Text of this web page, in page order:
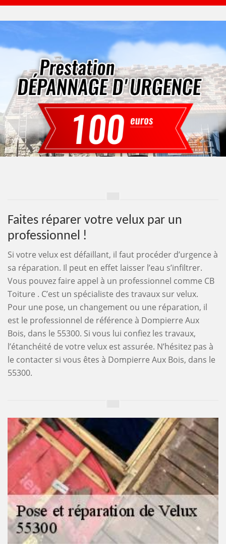
Faites réparer votre velux par un
professionnel !
Si votre velux est défaillant, il faut procéder d’urgence à
sa réparation. Il peut en effet laisser l’eau s’infiltrer.
Vous pouvez faire appel à un professionnel comme CB
Toiture . C’est un spécialiste des travaux sur velux.
Pour une pose, un changement ou une réparation, il
est le professionnel de référence à Dompierre Aux
Bois, dans le 55300. Si vous lui confiez les travaux,
l’étanchéité de votre velux est assurée. N’hésitez pas à
le contacter si vous êtes à Dompierre Aux Bois, dans le
55300.